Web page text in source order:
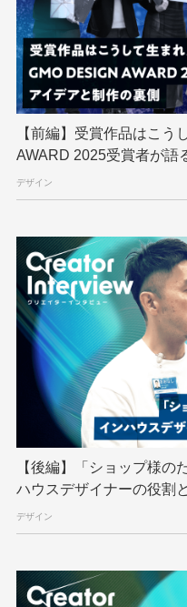
GMOメイクショップ
GMO大会議 GMO天
GTB Hack-1グラン
Java JJUG
Kaigi on Rails
Perl PHP
Python RFC
SECCON Selenium
splunk SRE
TypeScript UI/UX
VS Code XSS
アドベントカレンダー
インターンシップ
クリエイターインタビュー
サイバーセキュリティ
【前編】受賞作品はこ
AWARD 2025受賞者が語
デザイン
【後編】「ショップ様
ハウスデザイナーの役割
デザイン